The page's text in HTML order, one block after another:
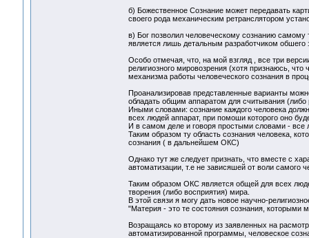
б) Божественное Сознание может передавать
своего рода механическим ретранслятором
в) Бог позволил человеческому сознанию самому
является лишь детальным разработчиком
Особо отмечая, что, на мой взгляд , все три
религиозного мировозрения (хотя признаюсь,
механизма работы человеческого сознания в
Проанализировав представленные варианты
обладать общим аппаратом для считывания (либо
Иными словами: сознание каждого человека
всех людей аппарат, при помоши которого оно
И в самом деле и говоря простыми словами - все
Таким образом ту область сознания человека,
сознания ( в дальнейшем ОКС)
Однако тут же следует признать, что вместе с
автоматизации, т.е не зависяшей от воли самого
Таким образом ОКС является общей для всех
творения (либо восприятия) мира.
В этой связи я могу дать новое научно-
"Материя - это те состояния сознания,
Возращаясь ко второму из заявленных на
автоматизированной программы, человеское